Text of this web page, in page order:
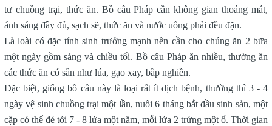
tư chuồng trại, thức ăn. Bồ câu Pháp cần không gian thoáng mát,
ánh sáng đầy đủ, sạch sẽ, thức ăn và nước uống phải đều đặn.
Là loài có đặc tính sinh trưởng mạnh nên cần cho chúng ăn 2 bữa
một ngày gồm sáng và chiều tối. Bồ câu Pháp ăn nhiều, thường ăn
các thức ăn có sẵn như lúa, gạo xay, bắp nghiền.
Đặc biệt, giống bồ câu này là loại rất ít dịch bệnh, thường thì 3 - 4
ngày vệ sinh chuồng trại một lần, nuôi 6 tháng bắt đầu sinh sản, một
cặp có thể đẻ tới 7 - 8 lứa một năm, mỗi lứa 2 trứng một ổ. Thời gian